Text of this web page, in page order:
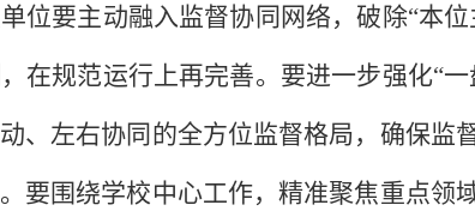
位要主动融入监督协同网络，破除“本
在规范运行上再完善。要进一步强化“
、左右协同的全方位监督格局，确保监
要围绕学校中心工作，精准聚焦重点领